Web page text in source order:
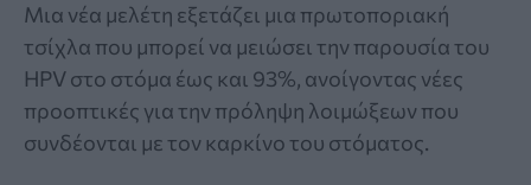
Μια νέα μελέτη εξετάζει μια πρωτοποριακή
τσίχλα που μπορεί να μειώσει την παρουσία του
HPV στο στόμα έως και 93%, ανοίγοντας νέες
προοπτικές για την πρόληψη λοιμώξεων που
συνδέονται με τον καρκίνο του στόματος.